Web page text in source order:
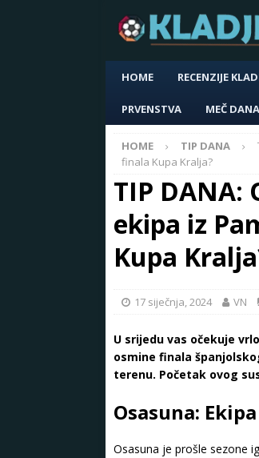
HOME RECENZIJE
PRVENSTVA MEČ
HOME TIP DANA
finala Kupa Kralja?
TIP DANA:
ekipa iz
Kupa
17 siječnja, 2024 VN
U srijedu vas očekuje
osmine finala
terenu. Početak ovog
Osasuna:
Osasuna je prošle sezone